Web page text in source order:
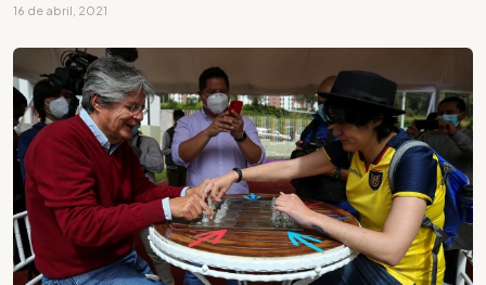
16 de abril, 2021